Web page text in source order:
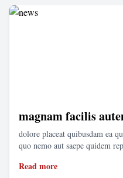
magnam facilis
dolore placeat quibusdam ea
quo nemo aut saepe quidem
Read more